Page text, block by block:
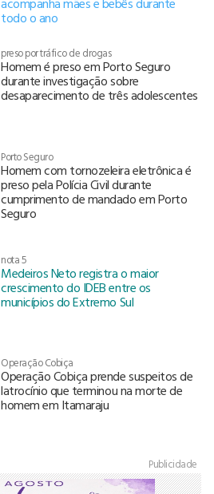
todo o ano
preso por tráfico de drogas
Homem é preso em Porto Seguro
durante investigação sobre
desaparecimento de três adolescentes
Porto Seguro
Homem com tornozeleira eletrônica é
preso pela Polícia Civil durante
cumprimento de mandado em Porto
Seguro
nota 5
Medeiros Neto registra o maior
crescimento do IDEB entre os
municípios do Extremo Sul
Operação Cobiça
Operação Cobiça prende suspeitos de
latrocínio que terminou na morte de
homem em Itamaraju
Publicidade